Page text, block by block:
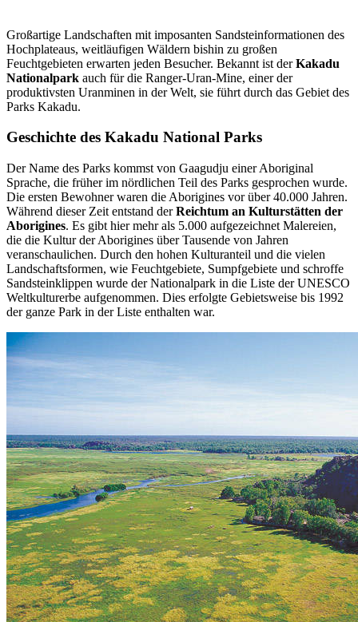
Großartige Landschaften mit imposanten Sandsteinformationen des
Hochplateaus, weitläufigen Wäldern bishin zu großen
Feuchtgebieten erwarten jeden Besucher. Bekannt ist derKakadu
Nationalpark auch für die Ranger-Uran-Mine, einer der
produktivsten Uranminen in der Welt, sie führt durch das Gebiet des
Parks Kakadu.
Geschichte des Kakadu National Parks
Der Name des Parks kommst von Gaagudju einer Aboriginal
Sprache, die früher im nördlichen Teil des Parks gesprochen wurde.
Die ersten Bewohner waren die Aborigines vor über 40.000 Jahren.
Während dieser Zeit entstand derReichtum an Kulturstätten der
Aborigines. Es gibt hier mehr als 5.000 aufgezeichnet Malereien,
die die Kultur der Aborigines über Tausende von Jahren
veranschaulichen. Durch den hohen Kulturanteil und die vielen
Landschaftsformen, wie Feuchtgebiete, Sumpfgebiete und schroffe
Sandsteinklippen wurde der Nationalpark in die Liste der UNESCO
Weltkulturerbe aufgenommen. Dies erfolgte Gebietsweise bis 1992
der ganze Park in der Liste enthalten war.